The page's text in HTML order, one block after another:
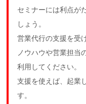
セミナーには利点が
しょう。
営業代行の支援を受
ノウハウや営業担当
利用してください。
支援を使えば、起業
す。